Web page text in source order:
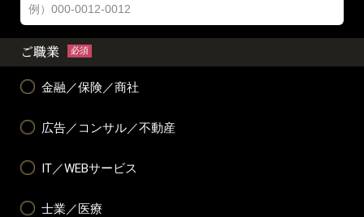
ご職業 必須
金融／保険／商社
広告／コンサル／不動産
IT／WEBサービス
士業／医療